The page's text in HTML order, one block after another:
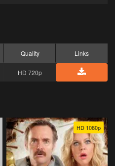
Quality Links
HD 720p
HD 1080p